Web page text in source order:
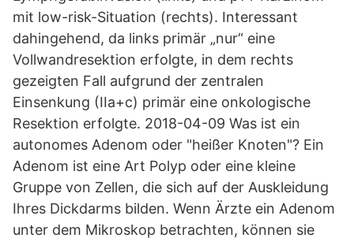
mit low-risk-Situation (rechts). Interessant
dahingehend, da links primär „nur“ eine
Vollwandresektion erfolgte, in dem rechts
gezeigten Fall aufgrund der zentralen
Einsenkung (IIa+c) primär eine onkologische
Resektion erfolgte. 2018-04-09 Was ist ein
autonomes Adenom oder "heißer Knoten"? Ein
Adenom ist eine Art Polyp oder eine kleine
Gruppe von Zellen, die sich auf der Auskleidung
Ihres Dickdarms bilden. Wenn Ärzte ein Adenom
unter dem Mikroskop betrachten, können sie